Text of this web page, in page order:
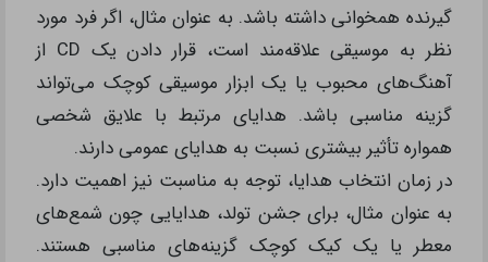
گیرنده همخوانی داشته باشد. به عنوان مثال، اگر فرد مورد
نظر به موسیقی علاقه‌مند است، قرار دادن یک CD از
آهنگ‌های محبوب یا یک ابزار موسیقی کوچک می‌تواند
گزینه مناسبی باشد. هدایای مرتبط با علایق شخصی
همواره تأثیر بیشتری نسبت به هدایای عمومی دارند.
در زمان انتخاب هدایا، توجه به مناسبت نیز اهمیت دارد.
به عنوان مثال، برای جشن تولد، هدایایی چون شمع‌های
معطر یا یک کیک کوچک گزینه‌های مناسبی هستند.